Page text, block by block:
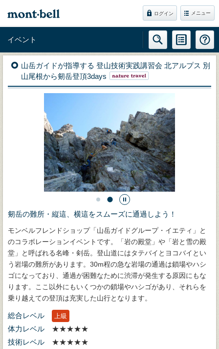
ログイン メニュー
イベント
山岳ガイドが指導する 登山技術実践講習会 北アルプス 別
山尾根から剱岳登頂3days
剱岳の難所・縦這、横這をスムーズに通過しよう！
モンベルフレンドショップ「山岳ガイドグループ・イエティ」と
のコラボレーションイベントです。「岩の殿堂」や「岩と雪の殿
堂」と呼ばれる名峰・剣岳。登山道にはタテバイとヨコバイとい
う岩場の難所があります。30m程の急な岩場の通過は鎖場やハシ
ゴになっており、通過が困難なために渋滞が発生する原因にもな
ります。ここ以外にもいくつかの鎖場やハシゴがあり、それらを
乗り越えての登頂は充実した山行となります。
総合レベル 上級
体力レベル
★★★★★
技術レベル
★★★★★